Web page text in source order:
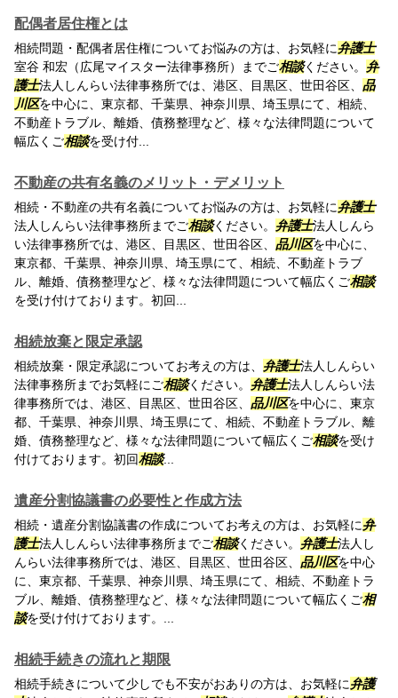
配偶者居住権とは
相続問題・配偶者居住権についてお悩みの方は、お気軽に弁護士
室谷 和宏（広尾マイスター法律事務所）までご相談ください。 弁
護士法人しんらい法律事務所では、港区、目黒区、世田谷区、 品
川区を中心に、東京都、千葉県、神奈川県、埼玉県にて、相続、
不動産トラブル、離婚、債務整理など、様々な法律問題について
幅広くご相談を受け付...
不動産の共有名義のメリット・デメリット
相続・不動産の共有名義についてお悩みの方は、お気軽に弁護士
法人しんらい法律事務所までご相談ください。 弁護士法人しんら
い法律事務所では、港区、目黒区、世田谷区、 品川区を中心に、
東京都、千葉県、神奈川県、埼玉県にて、相続、不動産トラブ
ル、離婚、債務整理など、様々な法律問題について幅広くご相談
を受け付けております。初回...
相続放棄と限定承認
相続放棄・限定承認についてお考えの方は、 弁護士法人しんらい
法律事務所までお気軽にご相談ください。 弁護士法人しんらい法
律事務所では、港区、目黒区、世田谷区、 品川区を中心に、東京
都、千葉県、神奈川県、埼玉県にて、相続、不動産トラブル、離
婚、債務整理など、様々な法律問題について幅広くご相談を受け
付けております。初回相談...
遺産分割協議書の必要性と作成方法
相続・遺産分割協議書の作成についてお考えの方は、お気軽に弁
護士法人しんらい法律事務所までご相談ください。 弁護士法人し
んらい法律事務所では、港区、目黒区、世田谷区、 品川区を中心
に、東京都、千葉県、神奈川県、埼玉県にて、相続、不動産トラ
ブル、離婚、債務整理など、様々な法律問題について幅広くご相
談を受け付けております。...
相続手続きの流れと期限
相続手続きについて少しでも不安がおありの方は、お気軽に弁護